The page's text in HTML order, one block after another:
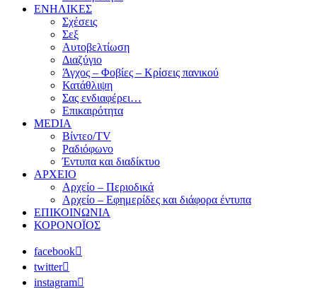
ΕΝΗΛΙΚΕΣ
Σχέσεις
Σεξ
Αυτοβελτίωση
Διαζύγιο
Άγχος – Φοβίες – Κρίσεις πανικού
Κατάθλιψη
Σας ενδιαφέρει…
Επικαιρότητα
MEDIA
Βίντεο/TV
Ραδιόφωνο
Έντυπα και διαδίκτυο
ΑΡΧΕΙΟ
Αρχείο – Περιοδικά
Αρχείο – Εφημερίδες και διάφορα έντυπα
ΕΠΙΚΟΙΝΩΝΙΑ
ΚΟΡΟΝΟΪΟΣ
facebook
twitter
instagram